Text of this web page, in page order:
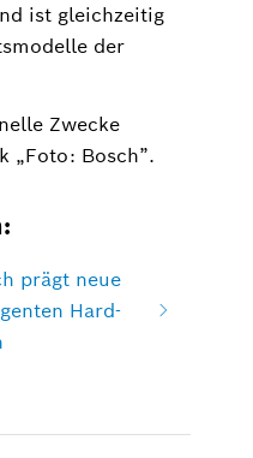
ist gleichzeitig
der
Zwecke
„Foto: Bosch”.
prägt neue
Hard-